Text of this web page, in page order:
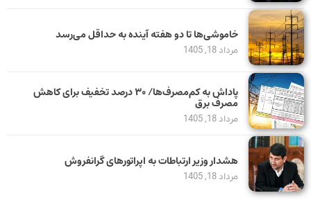
خاموشی‌ها تا دو هفته آینده به حداقل می‌رسد
مرداد 18, 1405
پاداش به کم‌مصرف‌ها/ ۳۰ درصد تخفیف برای کاهش
مصرف برق
مرداد 18, 1405
هشدار وزیر ارتباطات به اپراتورهای گرانفروش
مرداد 18, 1405